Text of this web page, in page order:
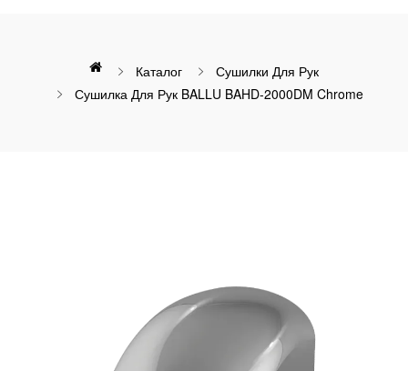
Каталог
Сушилки Для Рук
Сушилка Для Рук BALLU BAHD-2000DM Chrome